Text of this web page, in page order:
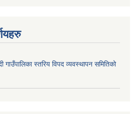
स्तरिय विपद व्यवस्थापन समितिको